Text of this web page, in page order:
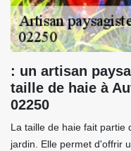
: un artisan
taille de haie à
02250
La taille de haie fait partie
jardin. Elle permet d'offrir